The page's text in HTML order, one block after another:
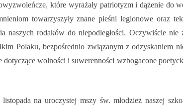
które wyrażały patriotyzm i dążenie do
towarzyszyły znane pieśni legionowe oraz
naszych rodaków do niepodległości. Oczywiście nie
Polaku, bezpośrednio związanym z odzyskaniem
dotyczące wolności i suwerenności wzbogacone
na uroczystej mszy św. młodzież naszej